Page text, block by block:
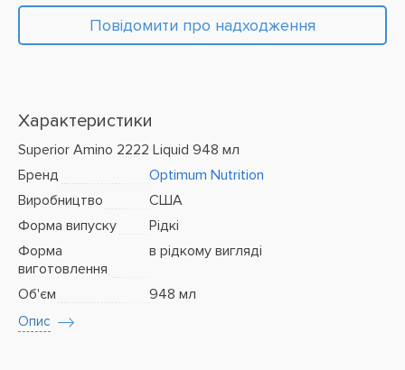
Повідомити про надходження
Характеристики
Superior Amino 2222 Liquid 948 мл
Бренд
Optimum Nutrition
Виробництво
США
Форма випуску
Рідкі
Форма
виготовлення
в рідкому вигляді
Об'єм 948 мл
Опис